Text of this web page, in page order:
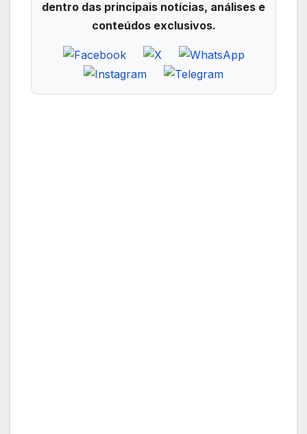
dentro das principais notícias, análises e
conteúdos exclusivos.